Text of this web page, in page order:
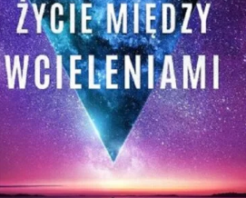
Szybki podgląd